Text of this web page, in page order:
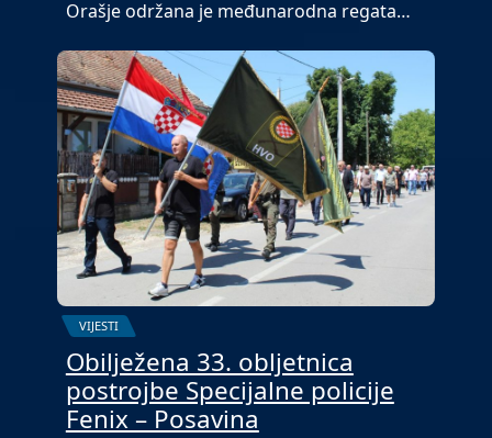
Orašje održana je međunarodna regata…
VIJESTI
Obilježena 33. obljetnica
postrojbe Specijalne policije
Fenix – Posavina